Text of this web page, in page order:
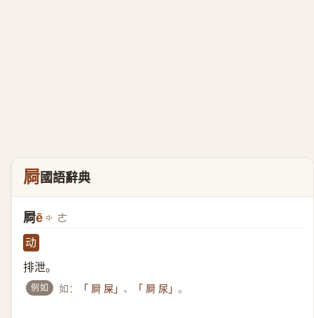
屙國語辭典
屙ē ㄜ
动
排泄。
例如 如： 「 屙 屎」 、 「 屙 尿」。